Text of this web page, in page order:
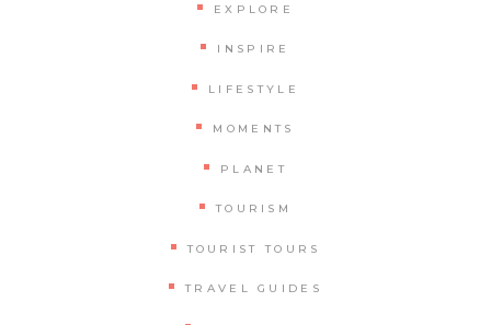
EXPLORE
INSPIRE
LIFESTYLE
MOMENTS
PLANET
TOURISM
TOURIST TOURS
TRAVEL GUIDES